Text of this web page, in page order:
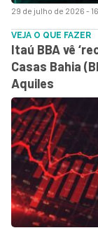
29 de julho de 2026 -
VEJA O QUE FAZER
Itaú BBA vê
Casas Bahia
Aquiles